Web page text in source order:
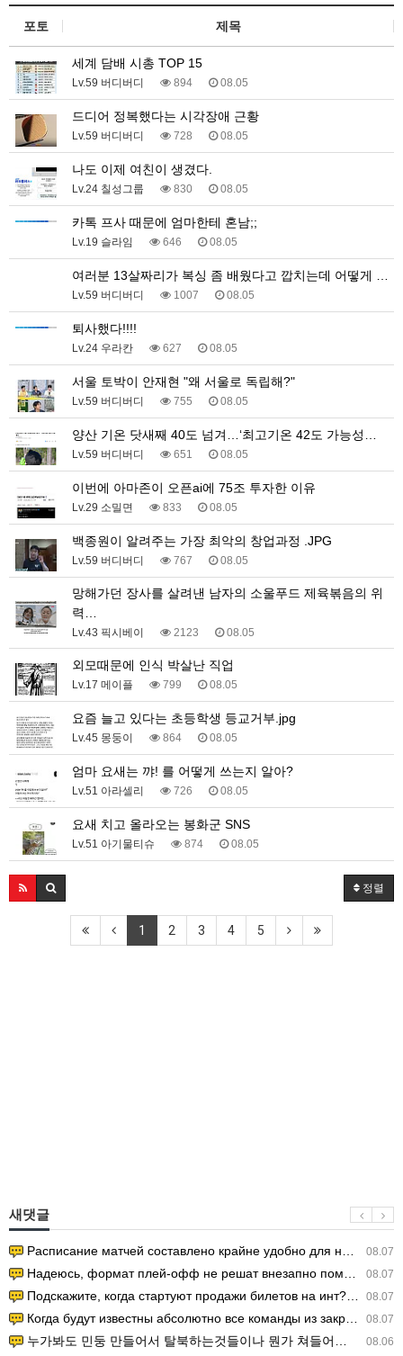
포토 제목
세계 담배 시총 TOP 15
Lv.59 버디버디 894 08.05
드디어 정복했다는 시각장애 근황
Lv.59 버디버디 728 08.05
나도 이제 여친이 생겼다.
Lv.24 칠성그룹 830 08.05
카톡 프사 때문에 엄마한테 혼남;;
Lv.19 슬라임 646 08.05
여러분 13살짜리가 복싱 좀 배웠다고 깝치는데 어떻게 …
Lv.59 버디버디 1007 08.05
퇴사했다!!!!
Lv.24 우라칸 627 08.05
서울 토박이 안재현 "왜 서울로 독립해?"
Lv.59 버디버디 755 08.05
양산 기온 닷새째 40도 넘겨…‘최고기온 42도 가능성…
Lv.59 버디버디 651 08.05
이번에 아마존이 오픈ai에 75조 투자한 이유
Lv.29 소밀면 833 08.05
백종원이 알려주는 가장 최악의 창업과정 .JPG
Lv.59 버디버디 767 08.05
망해가던 장사를 살려낸 남자의 소울푸드 제육볶음의 위
력…
Lv.43 픽시베이 2123 08.05
외모때문에 인식 박살난 직업
Lv.17 메이플 799 08.05
요즘 늘고 있다는 초등학생 등교거부.jpg
Lv.45 몽둥이 864 08.05
엄마 요새는 꺄! 를 어떻게 쓰는지 알아?
Lv.51 아라셀리 726 08.05
요새 치고 올라오는 봉화군 SNS
Lv.51 아기물티슈 874 08.05
정렬
1 2 3 4 5
새댓글
08.07
Расписание матчей составлено крайне удобно для нашего часово…
08.07
Надеюсь, формат плей-офф не решат внезапно поменять. https:/…
08.07
Подскажите, когда стартуют продажи билетов на инт? https://g…
08.07
Когда будут известны абсолютно все команды из закрытых квали…
08.06
누가봐도 민둥 만들어서 탈북하는것들이나 뭔가 쳐들어오는 낌새를 미리 알아차리기 위함이지 저걸 전쟁준비라고 하…